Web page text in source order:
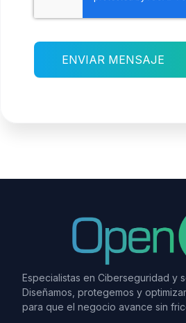
ENVIAR MENSAJE
Especialistas en Ciberseguridad y
Diseñamos, protegemos y
para que el negocio avance sin